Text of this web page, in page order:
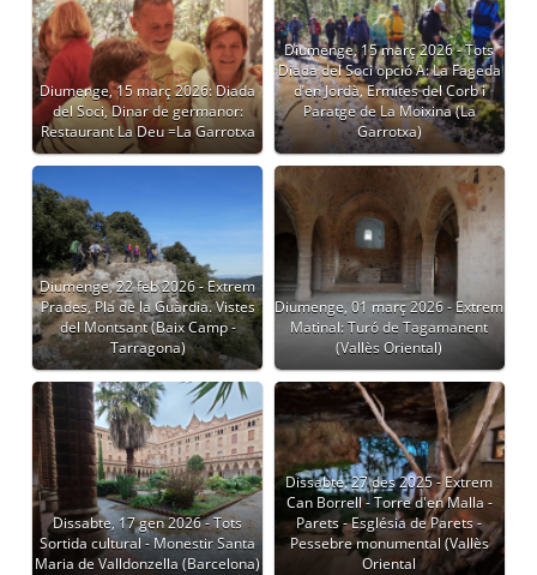
Diumenge, 15 març 2026: Diada
del Soci, Dinar de germanor:
Restaurant La Deu =La Garrotxa
Diumenge, 15 març 2026 - Tots
Diada del Soci opció A: La Fageda
d’en Jordà, Ermites del Corb i
Paratge de La Moixina (La
Garrotxa)
Diumenge, 22 feb 2026 - Extrem
Prades, Pla de la Guàrdia. Vistes
del Montsant (Baix Camp -
Tarragona)
Diumenge, 01 març 2026 - Extrem
Matinal: Turó de Tagamanent
(Vallès Oriental)
Dissabte, 17 gen 2026 - Tots
Sortida cultural - Monestir Santa
Maria de Valldonzella (Barcelona)
Dissabte, 27 des 2025 - Extrem
Can Borrell - Torre d'en Malla -
Parets - Església de Parets -
Pessebre monumental (Vallès
Oriental